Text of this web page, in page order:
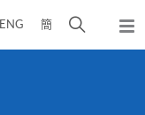
ENG 簡
開
彈
出